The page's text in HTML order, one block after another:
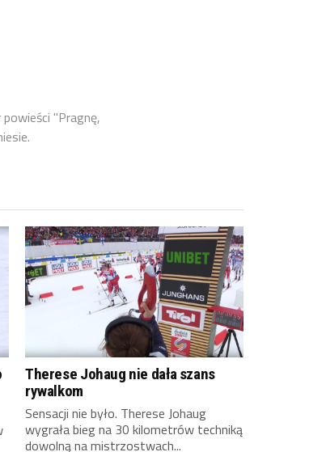
"Pragnę,
Therese Johaug nie dała szans
rywalkom
Sensacji nie było. Therese Johaug
wygrała bieg na 30 kilometrów techniką
dowolną na mistrzostwach...